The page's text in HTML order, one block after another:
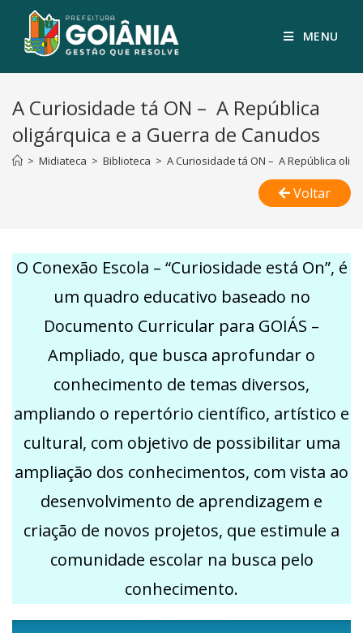
MENU
A Curiosidade tá ON – A República
oligárquica e a Guerra de Canudos
> Midiateca > Biblioteca > A Curiosidade tá ON – A República
Voltar
O Conexão Escola – “Curiosidade está On”, é
um quadro educativo baseado no
Documento Curricular para GOIÁS –
Ampliado, que busca aprofundar o
conhecimento de temas diversos,
ampliando o repertório científico, artístico e
cultural, com objetivo de possibilitar uma
ampliação dos conhecimentos, com vista ao
desenvolvimento de aprendizagem e
criação de novos projetos, que estimule a
comunidade escolar na busca pelo
conhecimento.